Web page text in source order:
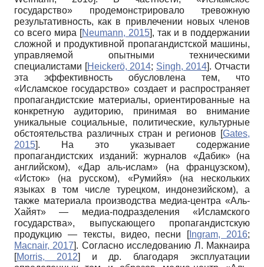
государство» продемонстрировало тревожную
результативность, как в привлечении новых членов
со всего мира [Neumann, 2015], так и в поддержании
сложной и продуктивной пропагандистской машины,
управляемой опытными техническими
специалистами [Heickerö, 2014; Singh, 2014]. Отчасти
эта эффективность обусловлена тем, что
«Исламское государство» создает и распространяет
пропагандистские материалы, ориентированные на
конкретную аудиторию, принимая во внимание
уникальные социальные, политические, культурные
обстоятельства различных стран и регионов [Gates,
2015]. На это указывает содержание
пропагандистских изданий: журналов «Дабик» (на
английском), «Дар аль-ислам» (на французском),
«Исток» (на русском), «Румийя» (на нескольких
языках в том числе турецком, индонезийском), а
также материала производства медиа-центра «Аль-
Хайят» — медиа-подразделения «Исламского
государства», выпускающего пропагандистскую
продукцию — тексты, видео, песни
[Ingram, 2016;
Macnair, 2017]. Согласно исследованию Л. Макнаира
[Morris, 2012]
и др. благодаря эксплуатации